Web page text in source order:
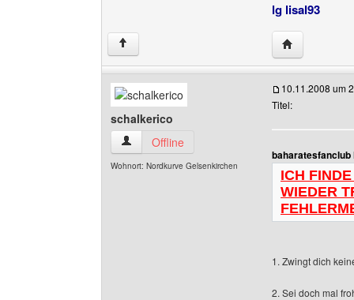
lg lisal93
↑ Website
schalkerico
schalkerico Benutzer-Profile anzeigen
Offline
Wohnort: Nordkurve Gelsenkirchen
10.11.2008 um
Titel:
baharatesfanclub
ICH
WIEDER
1. Zwingt dich
2. Sei doch mal